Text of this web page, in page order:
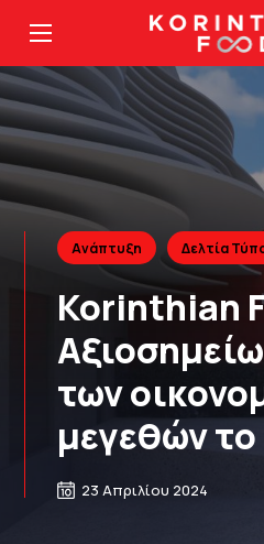
Ανάπτυξη Δελτία
Korinthian
των
μεγεθών
23 Απριλίου 2024